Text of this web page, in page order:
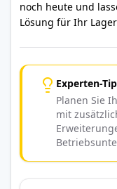
noch heute und
Lösung für Ihr
Experten-
Planen Sie
mit